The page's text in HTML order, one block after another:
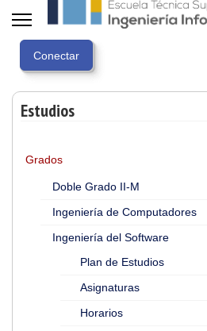
Estudios
Grados
Doble Grado II-M
Ingeniería de Computadores
Ingeniería del Software
Plan de Estudios
Asignaturas
Horarios